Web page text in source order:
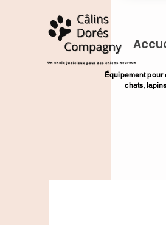
​Équipement pour
chats, lapins